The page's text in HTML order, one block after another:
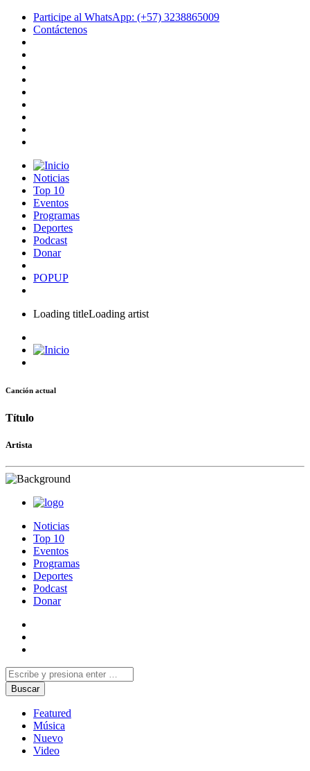
Participe al WhatsApp: (+57) 3238865009
Contáctenos
Noticias
Top 10
Eventos
Programas
Deportes
Podcast
Donar
POPUP
Loading titleLoading artist
Canción actual
Título
Artista
Noticias
Top 10
Eventos
Programas
Deportes
Podcast
Donar
Featured
Música
Nuevo
Video